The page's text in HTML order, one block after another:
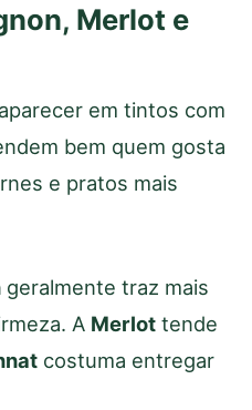
Merlot e
em tintos com
bem quem gosta
e pratos mais
geralmente traz mais
A Merlot tende
costuma entregar